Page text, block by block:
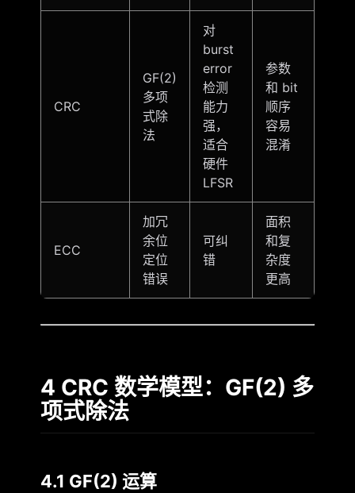
CRC
GF(2)
多项
式除
法
对
burst
error
检测
能力
强，
适合
硬件
LFSR
参数
和 bit
顺序
容易
混淆
ECC
加冗
余位
定位
错误
可纠
错
面积
和复
杂度
更高
4 CRC 数学模型：GF(2) 多
项式除法
4.1 GF(2) 运算